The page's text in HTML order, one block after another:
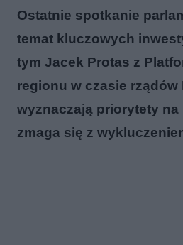
Ostatnie spotkanie
temat kluczowych
tym Jacek Protas z
regionu w czasie
wyznaczają priorytety na
zmaga się z